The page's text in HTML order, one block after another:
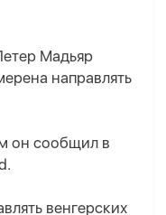
Мадьяр
направлять
он сообщил в
венгерских